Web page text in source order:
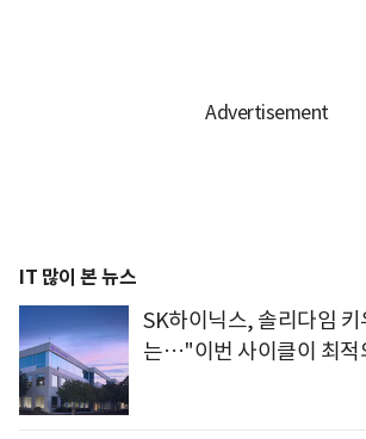
IT 많이 본 뉴스
SK하이닉스, 솔리다임
는…"이번 사이클이 최적